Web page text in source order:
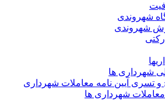
شهروندی
شهروندی
شهرداری ها
و تسری آیین نامه معاملات شهرداری
معاملات شهرداری ها